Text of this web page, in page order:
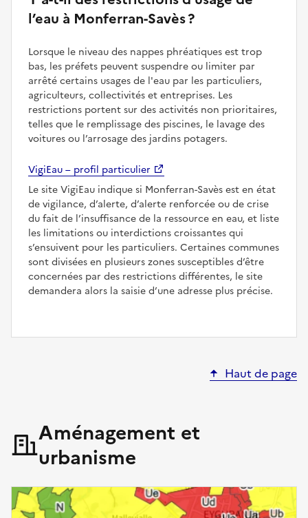
l’eau à Monferran-Savès ?
Lorsque le niveau des nappes phréatiques est trop
bas, les préfets peuvent suspendre ou limiter par
arrêté certains usages de l'eau par les particuliers,
agriculteurs, collectivités et entreprises. Les
restrictions portent sur des activités non prioritaires,
telles que le remplissage des piscines, le lavage des
voitures ou l’arrosage des jardins potagers.
VigiEau – profil particulier
Le site VigiEau indique si Monferran-Savès est en état
de vigilance, d’alerte, d’alerte renforcée ou de crise
du fait de l’insuffisance de la ressource en eau, et liste
les limitations ou interdictions croissantes qui
s’ensuivent pour les particuliers. Certaines communes
sont divisées en plusieurs zones susceptibles d’être
concernées par des restrictions différentes, le site
demandera alors la saisie d’une adresse plus précise.
Haut de page
Aménagement et
urbanisme